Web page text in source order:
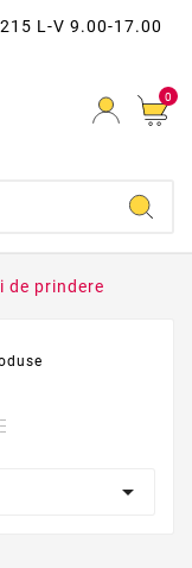
L-V 9.00-17.00
0
de prindere
